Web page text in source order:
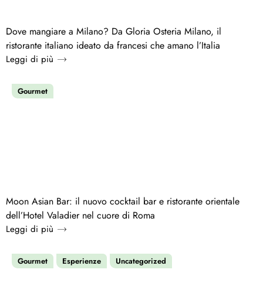
Dove mangiare a Milano? Da Gloria Osteria Milano, il
ristorante italiano ideato da francesi che amano l’Italia
Leggi di più
Gourmet
Moon Asian Bar: il nuovo cocktail bar e ristorante orientale
dell’Hotel Valadier nel cuore di Roma
Leggi di più
Gourmet Esperienze Uncategorized